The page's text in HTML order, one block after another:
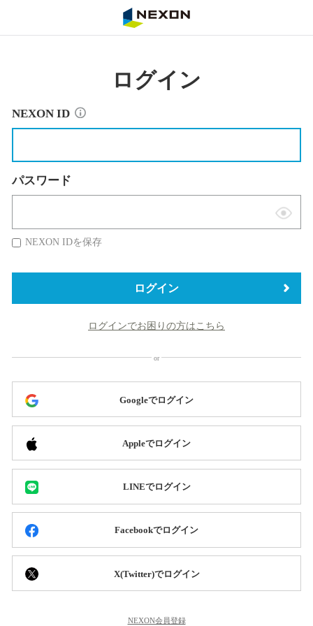
ログイン
NEXON ID
パスワード
表
替
NEXON IDを保存
ログイン
ログインでお困りの方はこちら
Googleでログイン
Appleでログイン
LINEでログイン
Facebookでログイン
X(Twitter)でログイン
NEXON会員登録